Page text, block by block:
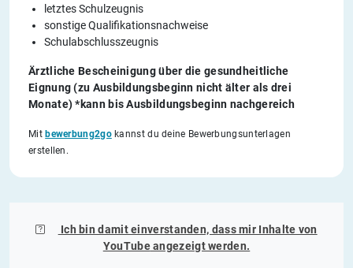
letztes Schulzeugnis
sonstige Qualifikationsnachweise
Schulabschlusszeugnis
Ärztliche Bescheinigung über die gesundheitliche
Eignung (zu Ausbildungsbeginn nicht älter als drei
Monate) *kann bis Ausbildungsbeginn nachgereich
Mit bewerbung2gokannst du deine Bewerbungsunterlagen
erstellen.
Ich bin damit einverstanden, dass mir Inhalte von
YouTubeangezeigt werden.